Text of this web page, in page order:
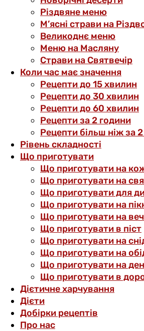
Різдвяне меню
М’ясні страви на
Великоднє меню
Меню на Масляну
Страви на Святвечір
Коли час має значення
Рецепти до 15 хвилин
Рецепти до 30 хвилин
Рецепти до 60 хвилин
Рецепти за 2 години
Рецепти більш ніж за
Рівень складності
Що приготувати
Що приготувати на
Що приготувати на
Що приготувати для
Що приготувати на
Що приготувати на
Що приготувати в піст
Що приготувати на
Що приготувати на
Що приготувати на
Що приготувати в
Дієтичне харчування
Дієти
Добірки рецептів
Про нас